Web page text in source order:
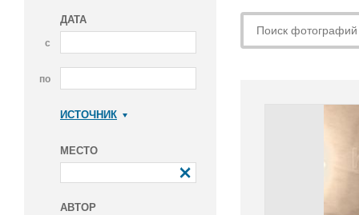
ДАТА
с
по
ИСТОЧНИК
МЕСТО
АВТОР